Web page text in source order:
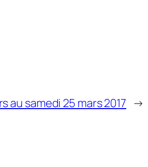
au samedi 25 mars 2017 →